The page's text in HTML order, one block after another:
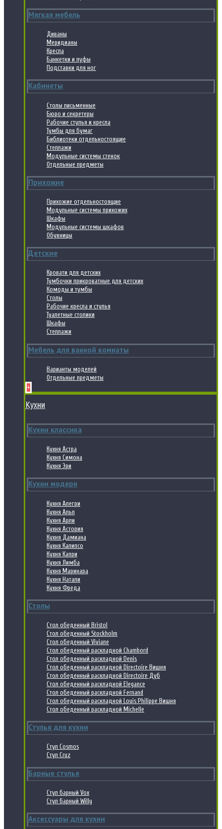
Мягкая мебель
Диваны
Меридианы
Кресла
Банкетки и пуфы
Подставки для ног
Кабинеты
Столы письменные
Бюро и секретеры
Рабочие стулья и кресла
Тумбы для бумаг
Библиотеки отдельностоящие
Стеллажи
Модульные системы стенок
Отдельные предметы
Прихожие
Прихожие отдельностоящие
Модульные системы прихожих
Шкафы
Модульные системы шкафов
Обувницы
Детские
Кровати для детских
Тумбочки прикроватные для детских
Комоды и тумбы
Столы
Рабочие кресла и стулья
Туалетные столики
Шкафы
Стеллажи
Мебель для ванной комнаты
Варианты моделей
Отдельные предметы
+
Кухни
Кухни классика
Кухня Астра
Кухня Симона
Кухня Эри
Кухни модерн
Кухня Алегри
Кухня Альп
Кухня Арли
Кухня Астория
Кухня Дамиана
Кухня Калипсо
Кухня Капри
Кухня Лимба
Кухня Маринара
Кухня Натали
Кухня Фреда
Столы
Стол обеденный Bristol
Стол обеденный Stockholm
Стол обеденный Viviane
Стол обеденный раскладной Chambord
Стол обеденный раскладной Denis
Стол обеденный раскладной Directoire Вишня
Стол обеденный раскладной Directoire Дуб
Стол обеденный раскладной Elegance
Стол обеденный раскладной Fernand
Стол обеденный раскладной Louis Philippe Вишня
Стол обеденный раскладной Michelle
Стулья для кухни
Стул Cosmos
Стул Cruz
Барные стулья
Стул барный Vox
Стул барный Willy
Аксессуары для кухни